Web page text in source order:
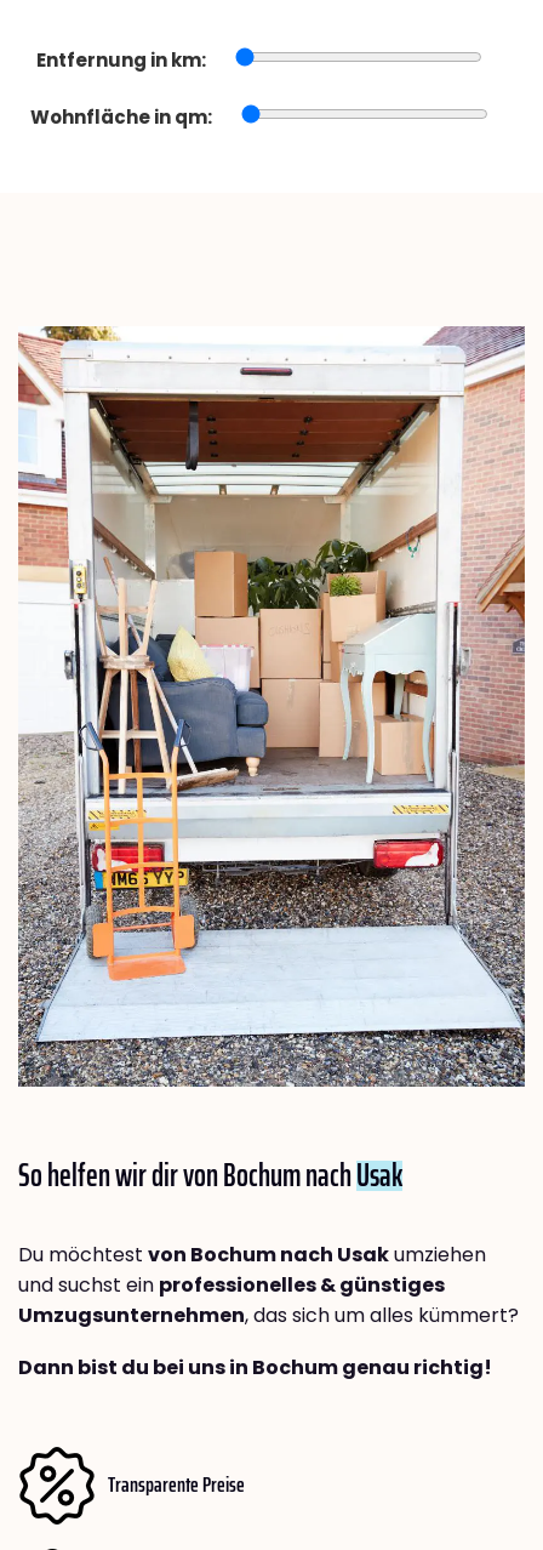
Entfernung in km:
Wohnfläche in qm:
So helfen wir dir von Bochum nachUsak
Du möchtest von Bochum nach Usakumziehen
und suchst ein professionelles & günstiges
Umzugsunternehmen, das sich um alles kümmert?
Dann bist du bei uns in Bochum genau richtig!
Transparente Preise